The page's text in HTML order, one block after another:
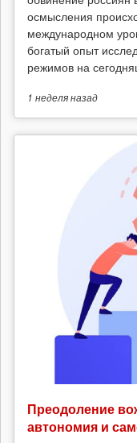
осмысления
международном
богатый опыт
режимов на
1 неделяназад
Преодоление
автономия и